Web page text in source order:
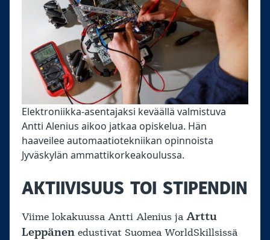
Elektroniikka-asentajaksi keväällä valmistuva
Antti Alenius aikoo jatkaa opiskelua. Hän
haaveilee automaatiotekniikan opinnoista
Jyväskylän ammattikorkeakoulussa.
AKTIIVISUUS TOI STIPENDIN
Viime lokakuussa Antti Alenius ja Arttu
Leppänen edustivat Suomea WorldSkillsissä